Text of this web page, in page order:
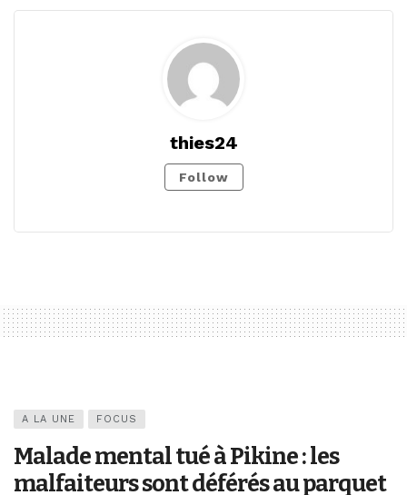
thies24
Follow
A LA UNE FOCUS
Malade mental tué à Pikine : les
malfaiteurs sont déférés au parquet